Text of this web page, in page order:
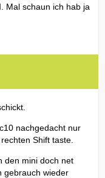
Mal schaun ich hab ja
nachgedacht nur
Shift taste.
den mini doch net
gebrauch wieder